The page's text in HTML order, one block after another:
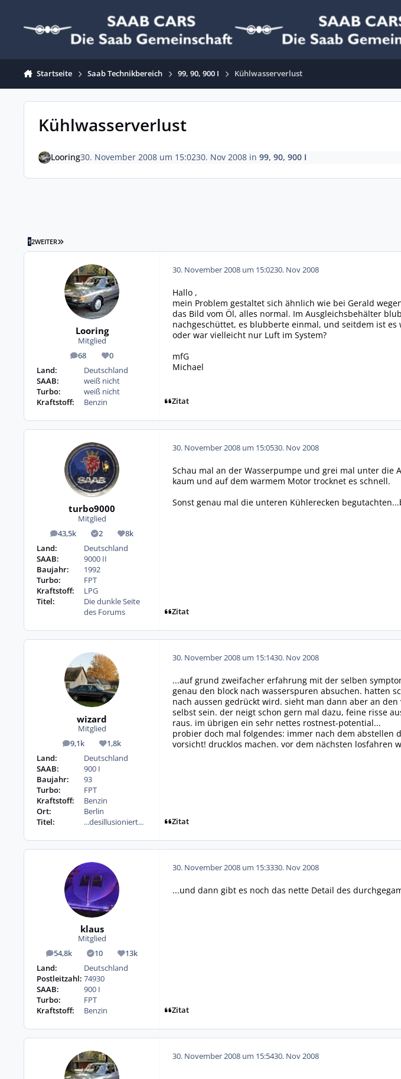
Startseite Saab Technikbereich 99, 90, 900 I Kühlwasserverlust
Kühlwasserverlust
Looring30. November 2008 um 15:0230. Nov 2008in 99, 90, 900 I
12WEITER LETZTE SEITE
Looring
Mitglied
68
Beiträge 0
Reputation
Land:
Deutschland
SAAB:
weiß nicht
Turbo:
weiß nicht
Kraftstoff:
Benzin
30. November 2008 um 15:0230. Nov 2008
Hallo ,
mein Problem gestaltet sich ähnlich wie bei Gerald
das Bild vom Öl, alles normal. Im Ausgleichsbehälter
nachgeschüttet, es blubberte einmal, und seitdem ist es
oder war vielleicht nur Luft im System?
mfG
Michael
Zitat
turbo9000
Mitglied
43,5k
Beiträge 2
Lösungen
8k
Reputation
Land:
Deutschland
SAAB:
9000 II
Baujahr:
1992
Turbo:
FPT
Kraftstoff:
LPG
Titel:
Die dunkle Seite
des Forums
30. November 2008 um 15:0530. Nov 2008
Schau mal an der Wasserpumpe und grei mal unter die
kaum und auf dem warmem Motor trocknet es schnell.
Sonst genau mal die unteren Kühlerecken
Zitat
wizard
Mitglied
9,1k
Beiträge 1,8k
Reputation
Land:
Deutschland
SAAB:
900 I
Baujahr:
93
Turbo:
FPT
Kraftstoff:
Benzin
Ort:
Berlin
Titel:
...desillusioniert...
30. November 2008 um 15:1430. Nov 2008
...auf grund zweifacher erfahrung mit der selben
genau den block nach wasserspuren absuchen. hatten
nach aussen gedrückt wird. sieht man dann aber an
selbst sein. der neigt schon gern mal dazu, feine risse
raus. im übrigen ein sehr nettes rostnest-potential...
probier doch mal folgendes: immer nach dem abstellen
vorsicht! drucklos machen. vor dem nächsten losfahren
Zitat
klaus
Mitglied
54,8k
Beiträge 10
Lösungen13k
Reputation
Land:
Deutschland
Postleitzahl: 74930
SAAB:
900 I
Turbo:
FPT
Kraftstoff:
Benzin
30. November 2008 um 15:3330. Nov 2008
...und dann gibt es noch das nette Detail des
Zitat
30. November 2008 um 15:5430. Nov 2008